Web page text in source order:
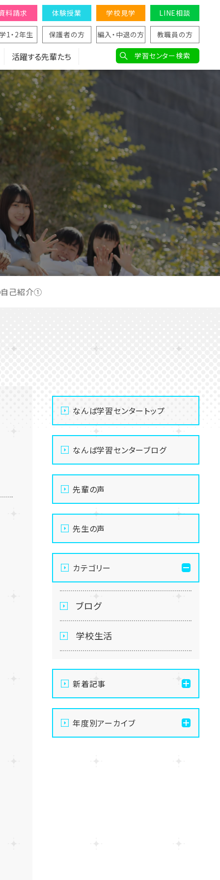
活躍する先輩たち
料請求 体験授業 学校見学 LINE相談
1・2年生 保護者の方 編入・中退の方 教職員の方
学習センター検索
自己紹介①
なんば学習センタートップ
なんば学習センターブログ
先輩の声
先生の声
カテゴリー
ブログ
学校生活
新着記事
【なんば】体験授業で高級
感のあるマンゴータルト作
りました！🥭✨
年度別アーカイブ